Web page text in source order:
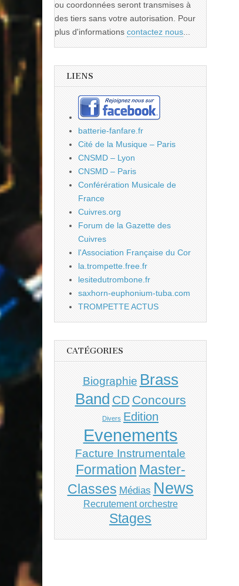
ou coordonnées seront transmises à
des tiers sans votre autorisation. Pour
plus d'informations contactez nous...
LIENS
batterie-fanfare.fr
Cité de la Musique – Paris
CNSMD – Lyon
CNSMD – Paris
Conférération Musicale de
France
Cuivres.org
Forum de la Gazette des
Cuivres
l'Association Française du Cor
la.trompette.free.fr
lesitedutrombone.fr
saxhorn-euphonium-tuba.com
TROMPETTE ACTUS
CATÉGORIES
Biographie Brass
Band CD Concours
Divers Edition
Evenements
Facture Instrumentale
Formation Master-
Classes Médias News
Recrutement orchestre
Stages